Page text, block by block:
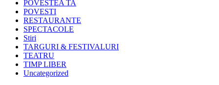
POVESTEA TA
POVESTI
RESTAURANTE
SPECTACOLE
Stiri
TARGURI & FESTIVALURI
TEATRU
TIMP LIBER
Uncategorized